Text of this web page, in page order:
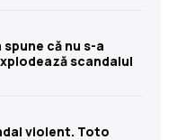
că nu s-a
scandalul
violent. Toto